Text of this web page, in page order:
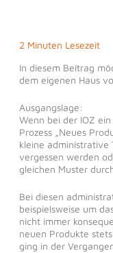
2 Minuten Lesezeit
In diesem Beitrag
dem eigenen Haus
Ausgangslage:
Wenn bei der IOZ
Prozess „Neues
kleine administrative
vergessen werden
gleichen Muster
Bei diesen
beispielsweise um
nicht immer
neuen Produkte
ging in der